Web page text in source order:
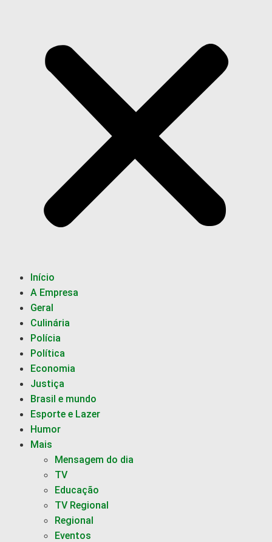
Início
A Empresa
Geral
Culinária
Polícia
Política
Economia
Justiça
Brasil e mundo
Esporte e Lazer
Humor
Mais
Mensagem do dia
TV
Educação
TV Regional
Regional
Eventos